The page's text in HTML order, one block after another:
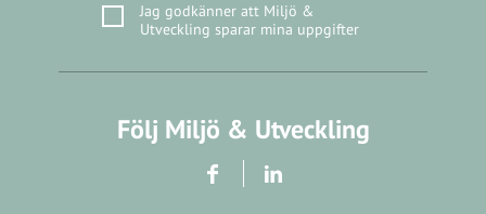
Jag godkänner att Miljö &
Utveckling sparar mina uppgifter
Följ Miljö & Utveckling